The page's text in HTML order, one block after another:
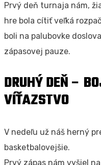
Prvý deň turnaja nám,
hre bola cítiť veľká
boli na palubovke
zápasovej pauze.
DRUHÝ DEŇ –
VÍŤAZSTVO
V nedeľu už náš herný
basketbalovejšie.
Prvý zápas nám vyšiel